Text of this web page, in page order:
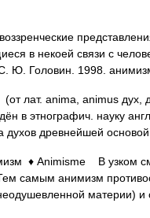
в некоей связи с
Ю. Головин. 1998.
anima, animus дух,
в этнографич. науку
духов древнейшей
♦ Animisme В узком
самым анимизм
материи)